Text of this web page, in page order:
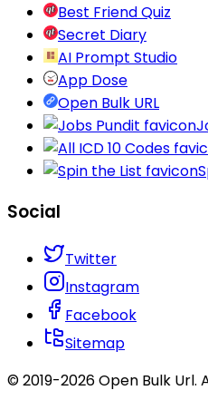
Best Friend Quiz
Secret Diary
AI Prompt Studio
App Dose
Open Bulk URL
Social
Twitter
Instagram
Facebook
Sitemap
© 2019-2026Open Bulk Url.